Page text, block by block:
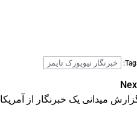
خبرنگار نیویورک تایمز
میدانی یک خبرنگار از آمریکا